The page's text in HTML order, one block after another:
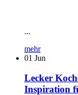
...
mehr
01 Jun
Lecker
Inspiration